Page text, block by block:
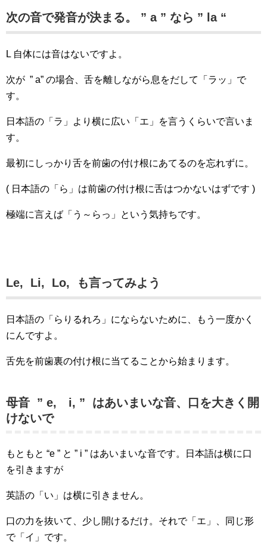
次の音で発音が決まる。 ” a ” なら ” la “
L 自体には音はないですよ。
次が ” a” の場合、舌を離しながら息をだして「ラッ」で
す。
日本語の「ラ」より横に広い「エ」を言うくらいで言いま
す。
最初にしっかり舌を前歯の付け根にあてるのを忘れずに。
( 日本語の「ら」は前歯の付け根に舌はつかないはずです )
極端に言えば「う～らっ」という気持ちです。
Le, Li, Lo, も言ってみよう
日本語の「らりるれろ」にならないために、もう一度かく
にんですよ。
舌先を前歯裏の付け根に当てることから始まります。
母音 ” e, i, ” はあいまいな音、口を大きく開
けないで
もともと “e ” と ” i ” はあいまいな音です。日本語は横に口
を引きますが
英語の「い」は横に引きません。
口の力を抜いて、少し開けるだけ。それで「エ」、同じ形
で「イ」です。